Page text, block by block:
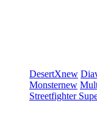
DesertXnew
Monsternew
Streetfighter